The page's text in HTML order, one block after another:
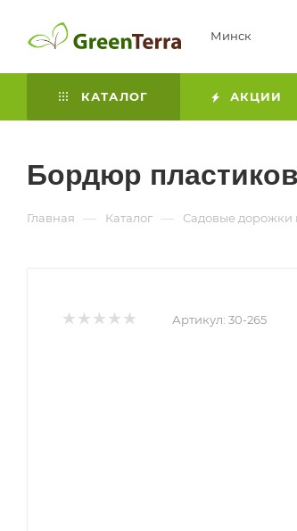
Минск
КАТАЛОГ АКЦИИ
Бордюр
Главная — Каталог — Садовые дорожки
Артикул: 30-265